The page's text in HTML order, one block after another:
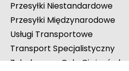
Przesyłki Niestandardowe
Przesyłki Międzynarodowe
Usługi Transportowe
Transport Specjalistyczny
Załadowana Cała Ciężarówka